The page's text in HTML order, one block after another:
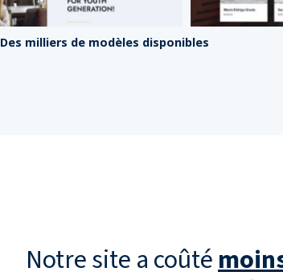
Des milliers de modèles disponibles
Notre site a coûté